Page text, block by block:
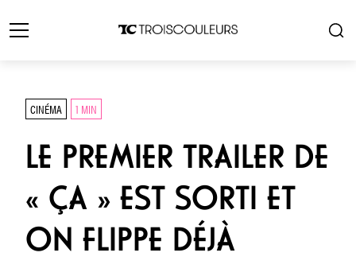
CINÉMA 1 MIN
LE PREMIER TRAILER DE
« ÇA » EST SORTI ET
ON FLIPPE DÉJÀ